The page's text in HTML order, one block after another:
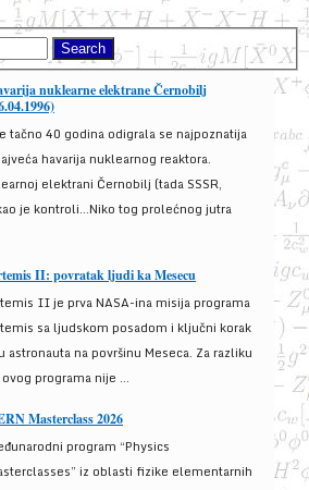
nuklearne elektrane Černobilj
tačno 40 godina odigrala se najpoznatija
havarija nuklearnog reaktora.
elektrani Černobilj (tada SSSR,
je kontroli...Niko tog prolećnog jutra
II: povratak ljudi ka Mesecu
II je prva NASA-ina misija programa
sa ljudskom posadom i ključni korak
astronauta na površinu Meseca. Za razliku
programa nije ...
Masterclass 2026
program “Physics
iz oblasti fizike elementarnih